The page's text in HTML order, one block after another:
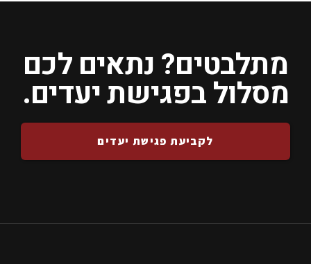
מתלבטים? נתאים לכם
מסלול בפגישת יעדים.
לקביעת פגישת יעדים